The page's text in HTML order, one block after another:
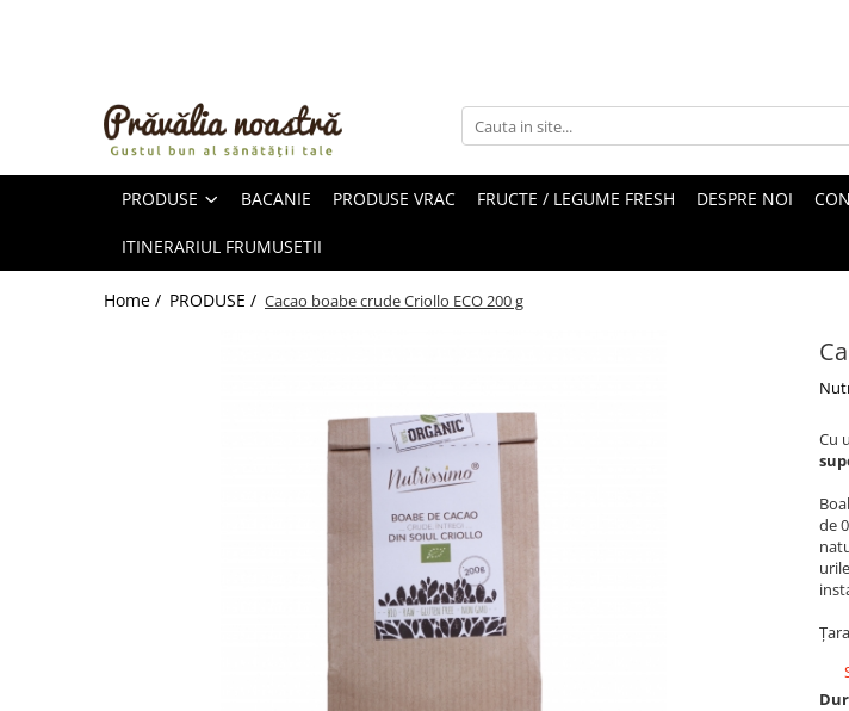
ULEIURI ȘI UNTURI
FRUCTE DESHIDRATATE
PRODUSE BACANIE PRODUSE VRAC FRUCTE / LEGUME FRESH DESPRE NOI
ITINERARIUL FRUMUSETII
Home / PRODUSE / Cacao boabe crude Criollo ECO 200 g
Cu
de